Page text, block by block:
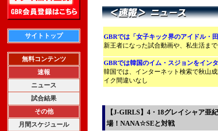
サイトトップ
無料コンテンツ
速報
ニュース
試合結果
その他
月間スケジュール
GBRでは「女子キック界のアイドル・
新王者になった試合動画や、私生活ま
GBRでは韓国のイム・スジョンをイン
韓国では、インターネット検索で秋山
イク間違いなし
【J-GIRLS】4・18グレイシャア亜
場！NANA☆SEと対戦